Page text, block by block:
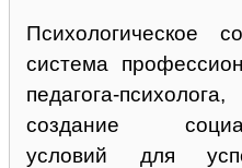
Психологическое
система
педагога-
создание
условий для